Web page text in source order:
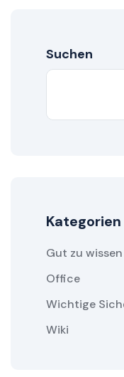
Suchen
Kategorien
Gut zu wissen
Office
Wichtige
Wiki